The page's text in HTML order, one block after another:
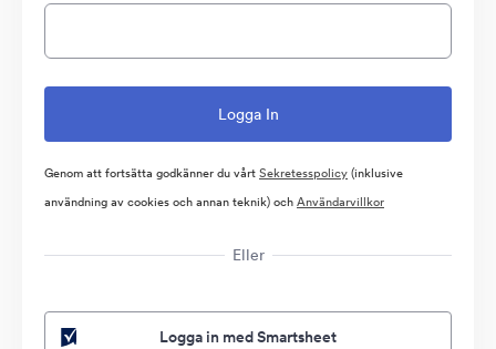
Genom att fortsätta godkänner du vårtSekretesspolicy(inklusive
användning av cookies och annan teknik) ochAnvändarvillkor
Eller
Logga in med Smartsheet